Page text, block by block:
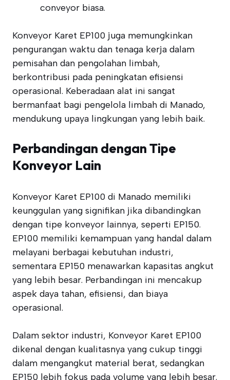
conveyor biasa.
Konveyor Karet EP100 juga memungkinkan
pengurangan waktu dan tenaga kerja dalam
pemisahan dan pengolahan limbah,
berkontribusi pada peningkatan efisiensi
operasional. Keberadaan alat ini sangat
bermanfaat bagi pengelola limbah di Manado,
mendukung upaya lingkungan yang lebih baik.
Perbandingan dengan Tipe
Konveyor Lain
Konveyor Karet EP100 di Manado memiliki
keunggulan yang signifikan jika dibandingkan
dengan tipe konveyor lainnya, seperti EP150.
EP100 memiliki kemampuan yang handal dalam
melayani berbagai kebutuhan industri,
sementara EP150 menawarkan kapasitas angkut
yang lebih besar. Perbandingan ini mencakup
aspek daya tahan, efisiensi, dan biaya
operasional.
Dalam sektor industri, Konveyor Karet EP100
dikenal dengan kualitasnya yang cukup tinggi
dalam mengangkut material berat, sedangkan
EP150 lebih fokus pada volume yang lebih besar.